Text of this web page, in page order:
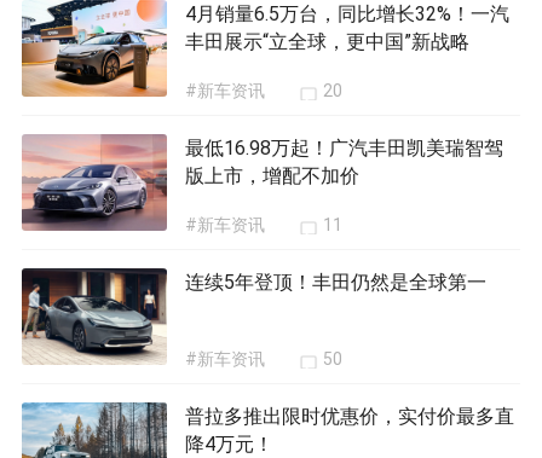
4月销量6.5万台，同比增长32%！一汽
丰田展示“立全球，更中国”新战略
#新车资讯 20
最低16.98万起！广汽丰田凯美瑞智驾
版上市，增配不加价
#新车资讯 11
连续5年登顶！丰田仍然是全球第一
#新车资讯 50
普拉多推出限时优惠价，实付价最多直
降4万元！